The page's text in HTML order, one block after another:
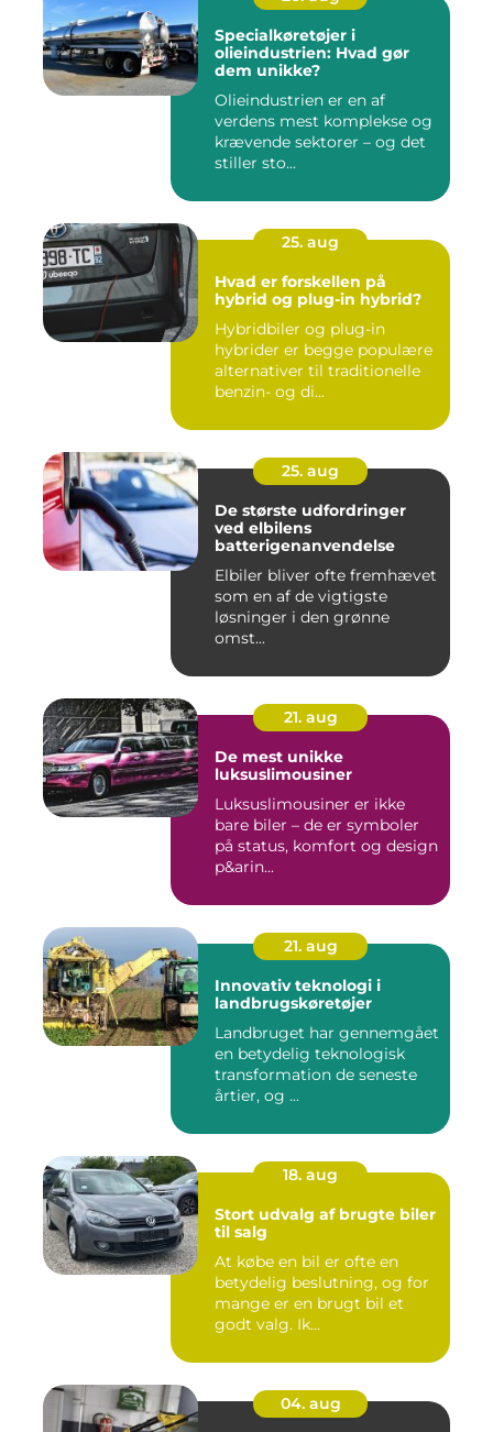
Specialkøretøjer i
olieindustrien: Hvad gør
dem unikke?
Olieindustrien er en af
verdens mest komplekse og
krævende sektorer – og det
stiller sto...
25. aug
Hvad er forskellen på
hybrid og plug-in hybrid?
Hybridbiler og plug-in
hybrider er begge populære
alternativer til traditionelle
benzin- og di...
25. aug
De største udfordringer
ved elbilens
batterigenanvendelse
Elbiler bliver ofte fremhævet
som en af de vigtigste
løsninger i den grønne
omst...
21. aug
De mest unikke
luksuslimousiner
Luksuslimousiner er ikke
bare biler – de er symboler
på status, komfort og design
p&arin...
21. aug
Innovativ teknologi i
landbrugskøretøjer
Landbruget har gennemgået
en betydelig teknologisk
transformation de seneste
årtier, og ...
18. aug
Stort udvalg af brugte biler
til salg
At købe en bil er ofte en
betydelig beslutning, og for
mange er en brugt bil et
godt valg. Ik...
04. aug